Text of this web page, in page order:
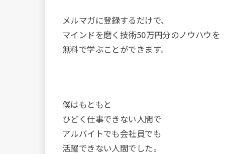
メルマガに登録するだけで、
マインドを磨く技術50万円分のノウハウを
無料で学ぶことができます。
僕はもともと
ひどく仕事できない人間で
アルバイトでも会社員でも
活躍できない人間でした。